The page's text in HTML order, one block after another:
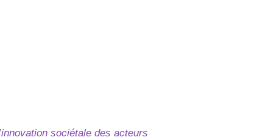
sociétale des acteurs